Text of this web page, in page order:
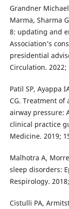
Grandner
Marma, Sharma
8: updating and
Association’s
presidential
Circulation. 2022;
Patil SP, Ayappa
CG. Treatment
airway pressure:
clinical practice
Medicine. 2019;
Malhotra A,
sleep disorders:
Respirology.
Cistulli PA,